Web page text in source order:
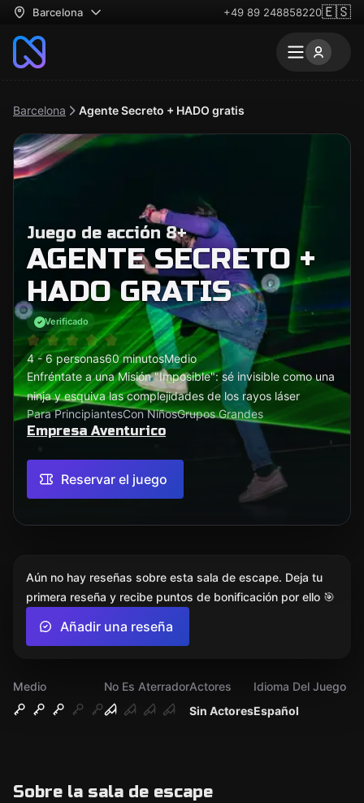
Barcelona +49 89 248858220🇪🇸
Barcelona Agente Secreto + HADO gratis
Juego de acción 8+
AGENTE SECRETO +
HADO GRATIS
Verificado
4 - 6 personas60 minutosMedio
Enfréntate a una Misión "Imposible": sé invisible como una
ninja y esquiva las complejidades de los rayos láser
Para PrincipiantesCon NiñosGrupos Grandes
Empresa Aventurico
Reservar el juego
Medio
No Es Aterrador
Sin Actores
Actores
Español
Idioma Del Juego
Sobre la sala de escape
Aún no hay reseñas sobre esta sala de escape. Deja tu
primera reseña y recibe puntos de bonificación por ello 🎯
Añadir una reseña